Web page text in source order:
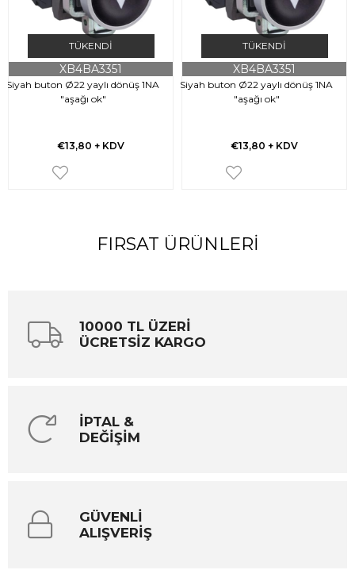
TÜKENDI
Siyah buton Ø22 yaylı dönüş 1NA
"aşağı ok"
XB4BA3351
€13,80 + KDV
TÜKENDI
Siyah buton Ø22 yaylı dönüş 1NA
"aşağı ok"
XB4BA3351
€13,80 + KDV
FIRSAT ÜRÜNLERI
10000 TL ÜZERİ
ÜCRETSİZ KARGO
İPTAL &
DEĞİŞİM
GÜVENLİ
ALIŞVERİŞ